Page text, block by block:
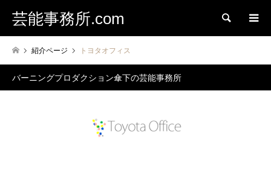
芸能事務所.com 検索
紹介ページ トヨタオフィス
バーニングプロダクション傘下の芸能事務所